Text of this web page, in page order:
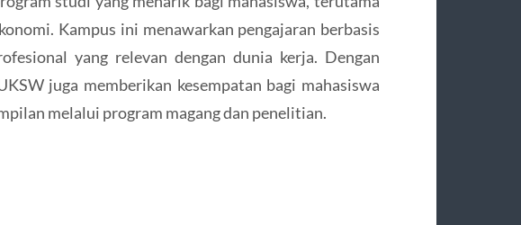
Kampus ini menawarkan pengajaran berbasis
yang relevan dengan dunia kerja. Dengan
juga memberikan kesempatan bagi mahasiswa
melalui program magang dan penelitian.